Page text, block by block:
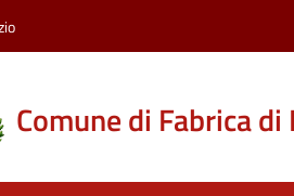
Comune di Fabrica di